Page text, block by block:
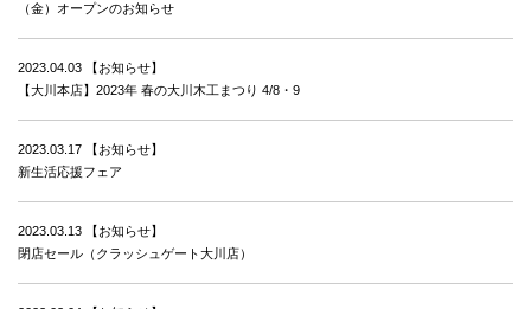
（金）オープンのお知らせ
2023.04.03
【お知らせ】
【大川本店】2023年 春の大川木工まつり 4/8・9
2023.03.17
【お知らせ】
新生活応援フェア
2023.03.13
【お知らせ】
閉店セール（クラッシュゲート大川店）